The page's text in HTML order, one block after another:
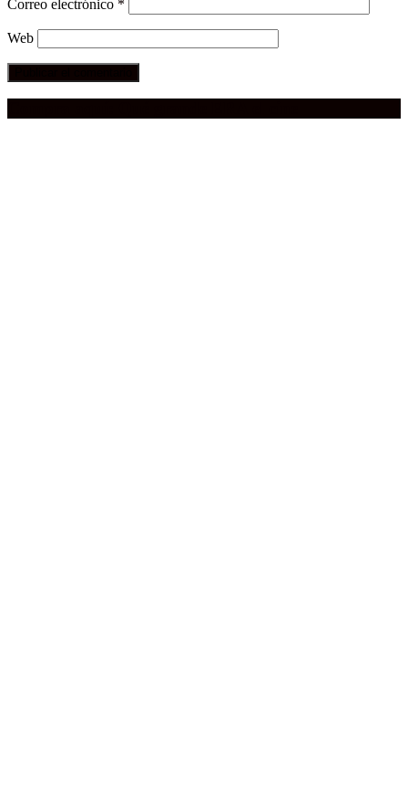
Correo electrónico *
Web